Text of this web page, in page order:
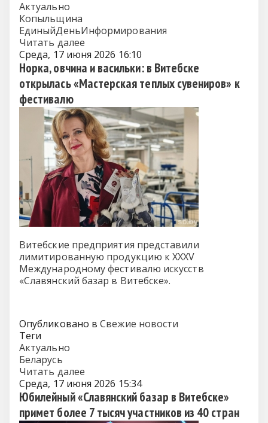
Актуально
Копыльщина
ЕдиныйДеньИнформирования
Читать далее
Среда, 17 июня 2026 16:10
Норка, овчина и васильки: в Витебске
открылась «Мастерская теплых сувениров» к
фестивалю
Витебские предприятия представили
лимитированную продукцию к XXXV
Международному фестивалю искусств
«Славянский базар в Витебске».
Опубликовано в Свежие новости
Теги
Актуально
Беларусь
Читать далее
Среда, 17 июня 2026 15:34
Юбилейный «Славянский базар в Витебске»
примет более 7 тысяч участников из 40 стран